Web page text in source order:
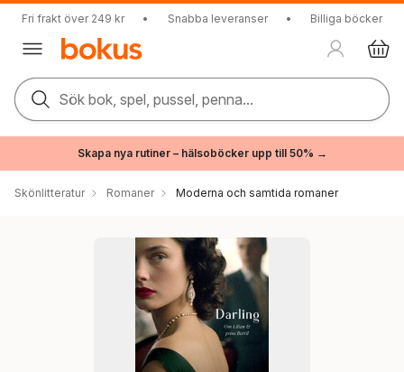
Fri frakt över 249 kr • Snabba leveranser • Billiga böcker
Sök bok, spel, pussel, penna...
Skapa nya rutiner – hälsoböcker upp till 50% →
Skönlitteratur Romaner Moderna och samtida romaner